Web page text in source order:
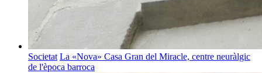
Societat La «Nova» Casa Gran del Miracle, centre neuràlgic
de l'època barroca